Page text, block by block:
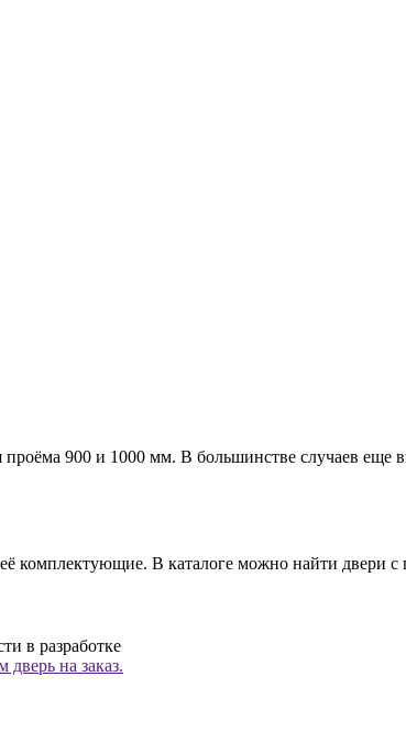
проёма 900 и 1000 мм. В большинстве случаев
комплектующие. В каталоге можно найти двери с
в разработке
на заказ.